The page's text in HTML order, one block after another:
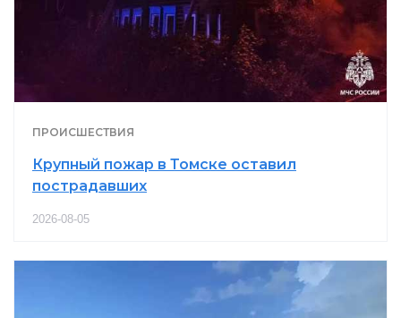
ПРОИСШЕСТВИЯ
Крупный пожар в Томске оставил
пострадавших
2026-08-05